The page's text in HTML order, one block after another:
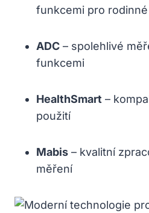
funkcemi pro
ADC – spolehlivé
funkcemi
HealthSmart –
použití
Mabis – ‌kvalitní
měření